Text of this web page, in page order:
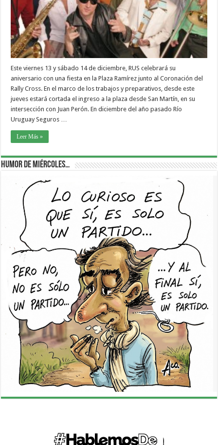
Este viernes 13 y sábado 14 de diciembre, RUS celebrará su
aniversario con una fiesta en la Plaza Ramírez junto al Coronación del
Rally Cross. En el marco de los trabajos y preparativos, desde este
jueves estará cortada el ingreso a la plaza desde San Martín, en su
intersección con Juan Perón. En diciembre del año pasado Río
Uruguay Seguros …
Leer Más »
Humor de Miércoles…